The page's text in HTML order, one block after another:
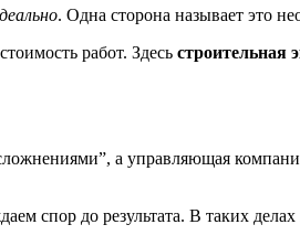
. Одна сторона называет это
работ. Здесь строительная
а управляющая
спор до результата. В таких делах